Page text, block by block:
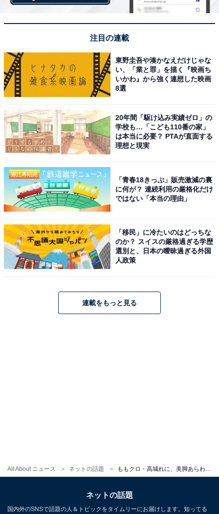
All About ニュース ネットの話題
注目の連載
東野圭吾や湊かなえだけじゃな
い、「業と罪」を描く『映画ち
いかわ』から強く連想した映画
8選
20年間「駆け込み実績ゼロ」の
学校も…「こども110番の家」
は本当に必要？ PTAが直面する
理想と現実
「青春18きっぷ」販売激減の裏
に何が？ 連続利用の厳格化だけ
ではない「本当の理由」
「移民」に冷たいのはどっちな
のか？ スイスの厳格過ぎる学歴
選別と、日本の曖昧過ぎる外国
人政策
連載をもっと見る
ネットの話題
国内外のSNSで話題の人＆トピックをタイムリーにお届けします。知ってる